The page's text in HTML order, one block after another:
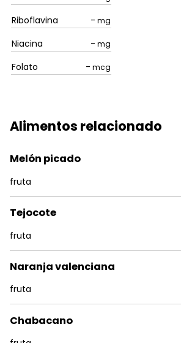
Riboflavina - mg
Niacina - mg
Folato - mcg
Alimentos relacionado
Melón picado
fruta
Tejocote
fruta
Naranja valenciana
fruta
Chabacano